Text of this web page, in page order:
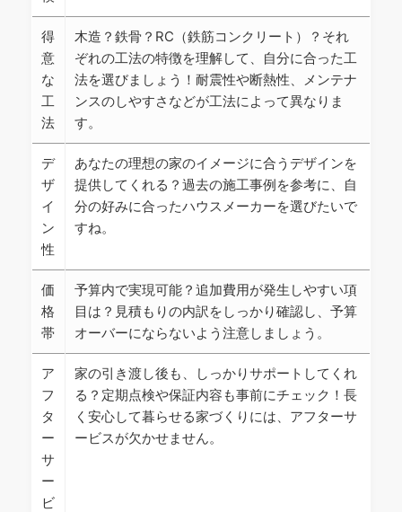
得
意
な
工
法
木造？鉄骨？RC（鉄筋コンクリート）？それ
ぞれの工法の特徴を理解して、自分に合った工
法を選びましょう！耐震性や断熱性、メンテナ
ンスのしやすさなどが工法によって異なりま
す。
デ
ザ
イ
ン
性
あなたの理想の家のイメージに合うデザインを
提供してくれる？過去の施工事例を参考に、自
分の好みに合ったハウスメーカーを選びたいで
すね。
価
格
帯
予算内で実現可能？追加費用が発生しやすい項
目は？見積もりの内訳をしっかり確認し、予算
オーバーにならないよう注意しましょう。
ア
フ
タ
ー
サ
ー
ビ
家の引き渡し後も、しっかりサポートしてくれ
る？定期点検や保証内容も事前にチェック！長
く安心して暮らせる家づくりには、アフターサ
ービスが欠かせません。